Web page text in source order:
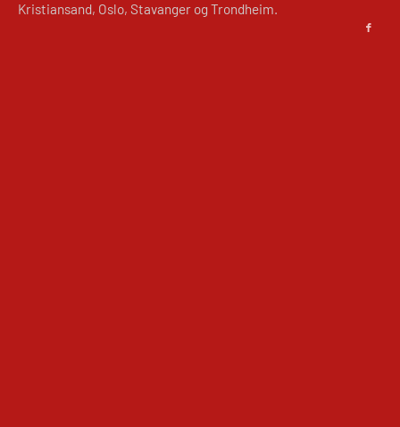
Kristiansand, Oslo, Stavanger og Trondheim.